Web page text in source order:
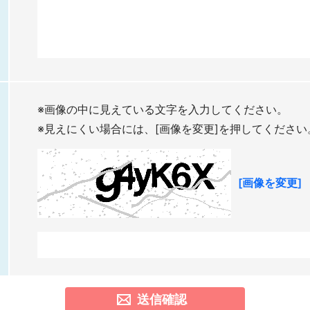
※画像の中に見えている文字を入力してください。
※見えにくい場合には、[画像を変更]を押してください
[画像を変更]